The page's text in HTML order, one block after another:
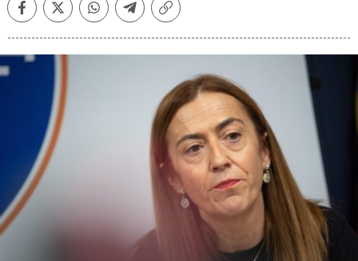
FacebookTwitterWhatsappTelegramCopiar